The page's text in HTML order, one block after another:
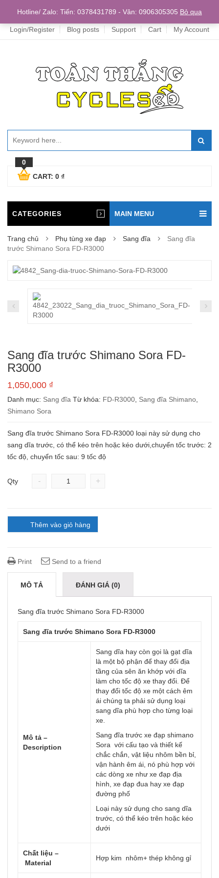
Home
Login/Register Blog posts Support Cart My Account
0
CART: 0 ₫
CATEGORIES MAIN MENU
Trang chủ Phụ tùng xe đạp Sang đĩa
Sang đĩa
trước Shimano Sora FD-R3000
Sang đĩa trước Shimano Sora FD-
R3000
1,050,000 ₫
Danh mục: Sang đĩa Từ khóa: FD-R3000 Sang đĩa Shimano
Shimano Sora
Sang đĩa trước Shimano Sora FD-R3000 loại này sử dụng cho
sang dĩa trước, có thể kéo trên hoặc kéo dưới,chuyển tốc trước: 2
tốc độ, chuyển tốc sau: 9 tốc độ
Qty - +
Thêm vào giỏ hàng
Print Send to a friend
MÔ TẢ ĐÁNH GIÁ (0)
Sang đĩa trước Shimano Sora FD-R3000
Sang đĩa trước Shimano Sora FD-R3000
Mô tả –
Description
Sang dĩa hay còn gọi là gạt dĩa
là một bộ phận để thay đổi địa
tầng của sên ăn khớp với dĩa
làm cho tốc độ xe thay đổi. Để
thay đổi tốc độ xe một cách êm
ái chúng ta phải sử dụng loại
sang dĩa phù hợp cho từng loại
xe.
Sang đĩa trước xe đạp shimano
Sora với cấu tạo và thiết kế
chắc chắn, vật liệu nhôm bền bỉ,
vận hành êm ái, nó phù hợp với
các dòng xe như xe đạp địa
hình, xe đạp đua hay xe đạp
đường phố
Loại này sử dụng cho sang dĩa
trước, có thể kéo trên hoặc kéo
dưới
Chất liệu –
Material
Hợp kim nhôm+ thép không gỉ
Hotline/ Zalo: Tiến: 0378431789 - Vân: 0906305305 Bỏ qua